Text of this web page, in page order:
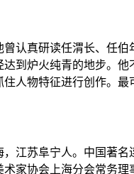
认真研读任渭长、任
到炉火纯青的地步。
人物特征进行创作。
江苏阜宁人。中国著
家协会上海分会常务